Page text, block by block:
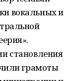
вокальных и
становления
грамоты